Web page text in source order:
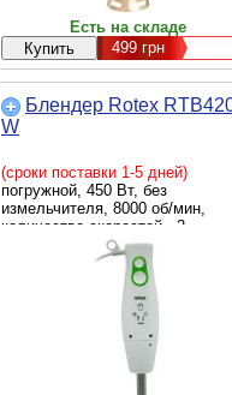
Есть на складе
499грн
Блендер Rotex
W
(сроки поставки 1-5 дней)
погружной, 450 Вт, без
измельчителя, 8000 об/мин,
количество скоростей - 2,
Импульсный режим - есть, 360
80 х 60 мм, 0.6 кг, белый